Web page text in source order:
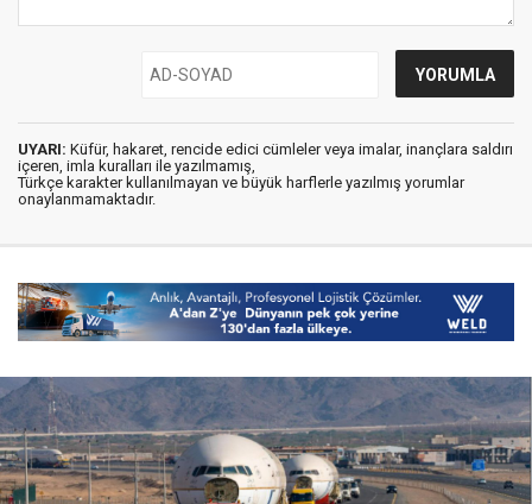
UYARI: Küfür, hakaret, rencide edici cümleler veya imalar, inançlara saldırı
içeren, imla kuralları ile yazılmamış,
Türkçe karakter kullanılmayan ve büyük harflerle yazılmış yorumlar
onaylanmamaktadır.